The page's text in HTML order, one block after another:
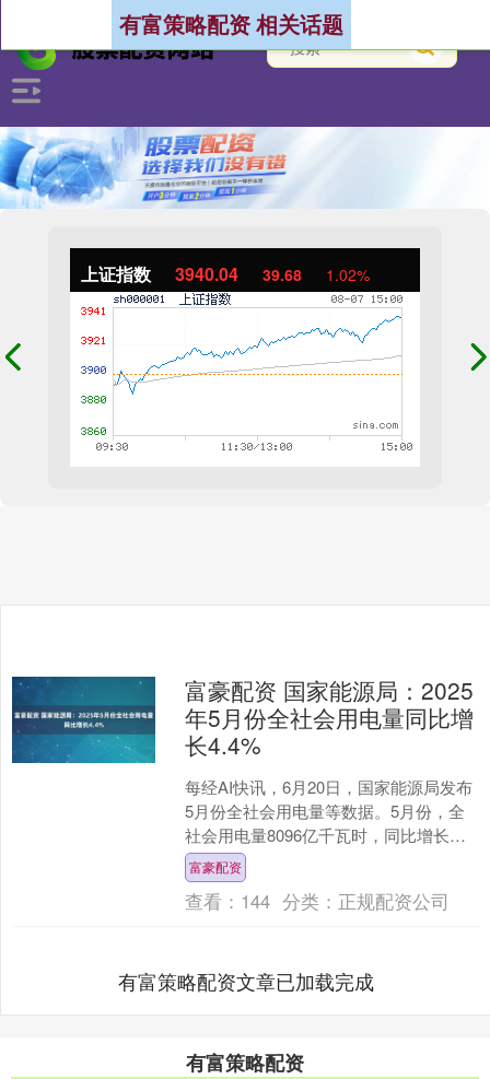
上证指数 3940.04 39.68 1.02%
有富策略配资 相关话题
富豪配资 国家能源局：2025
年5月份全社会用电量同比增
长4.4%
每经AI快讯，6月20日，国家能源局发布
5月份全社会用电量等数据。5月份，全
社会用电量8096亿千瓦时，同比增长
4.4%。从分产业用电看，第一产业用电
量119亿....
富豪配资
查看： 144 分类： 正规配资公司
有富策略配资文章已加载完成
有富策略配资